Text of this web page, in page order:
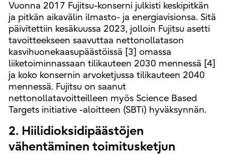
Vuonna 2017 Fujitsu-konserni julkisti keskipitkän
ja pitkän aikavälin ilmasto- ja energiavisionsa. Sitä
päivitettiin kesäkuussa 2023, jolloin Fujitsu asetti
tavoitteekseen saavuttaa nettonollatason
kasvihuonekaasupäästöissä [3] omassa
liiketoiminnassaan tilikauteen 2030 mennessä [4]
ja koko konsernin arvoketjussa tilikauteen 2040
mennessä. Fujitsu on saanut
nettonollatavoitteilleen myös Science Based
Targets initiative -aloitteen (SBTi) hyväksynnän.
2. Hiilidioksidipäästöjen
vähentäminen toimitusketjun